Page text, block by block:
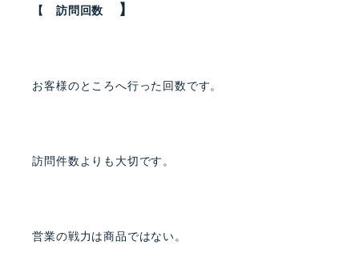
【 訪問回数 】
お客様のところへ行った回数です。
訪問件数よりも大切です。
営業の戦力は商品ではない。